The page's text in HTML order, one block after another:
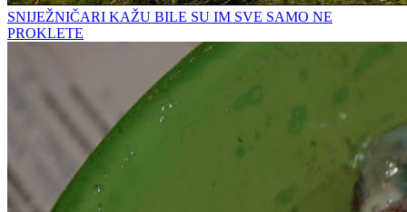
SNIJEŽNIČARI KAŽU BILE SU IM SVE SAMO NE
PROKLETE